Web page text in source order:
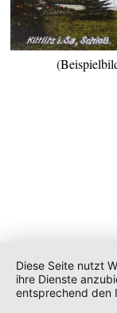
Diese Seite nutzt
ihre Dienste
entsprechend den